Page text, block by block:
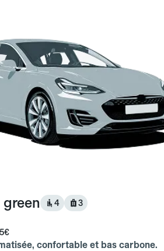
4 3
confortable et bas carbone.